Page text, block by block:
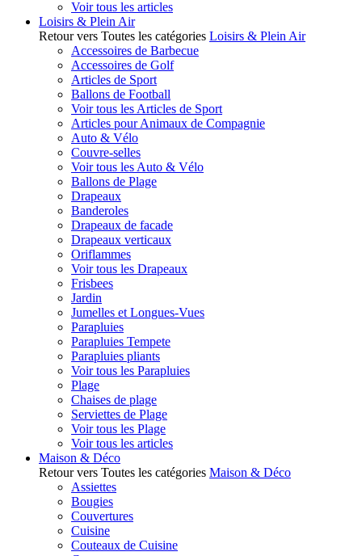
Voir tous les articles
Loisirs & Plein Air
Retour vers Toutes les catégories Loisirs & Plein Air
Accessoires de Barbecue
Accessoires de Golf
Articles de Sport
Ballons de Football
Voir tous les Articles de Sport
Articles pour Animaux de Compagnie
Auto & Vélo
Couvre-selles
Voir tous les Auto & Vélo
Ballons de Plage
Drapeaux
Banderoles
Drapeaux de facade
Drapeaux verticaux
Oriflammes
Voir tous les Drapeaux
Frisbees
Jardin
Jumelles et Longues-Vues
Parapluies
Parapluies Tempete
Parapluies pliants
Voir tous les Parapluies
Plage
Chaises de plage
Serviettes de Plage
Voir tous les Plage
Voir tous les articles
Maison & Déco
Retour vers Toutes les catégories Maison & Déco
Assiettes
Bougies
Couvertures
Cuisine
Couteaux de Cuisine